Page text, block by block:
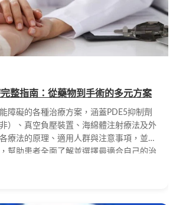
整指南：從藥物到手術的多元方案
障礙的各種治療方案，涵蓋PDE5抑制劑
）、真空負壓裝置、海綿體注射療法及外
療法的原理、適用人群與注意事項，並提
幫助患者全面了解並選擇最適合自己的治